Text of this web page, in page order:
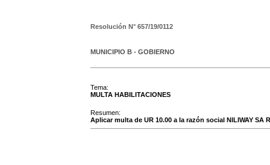
Resolución N° 657/19/0112
MUNICIPIO B - GOBIERNO
Tema:
MULTA HABILITACIONES
Resumen:
Aplicar multa de UR 10.00 a la razón social NILIWAY SA